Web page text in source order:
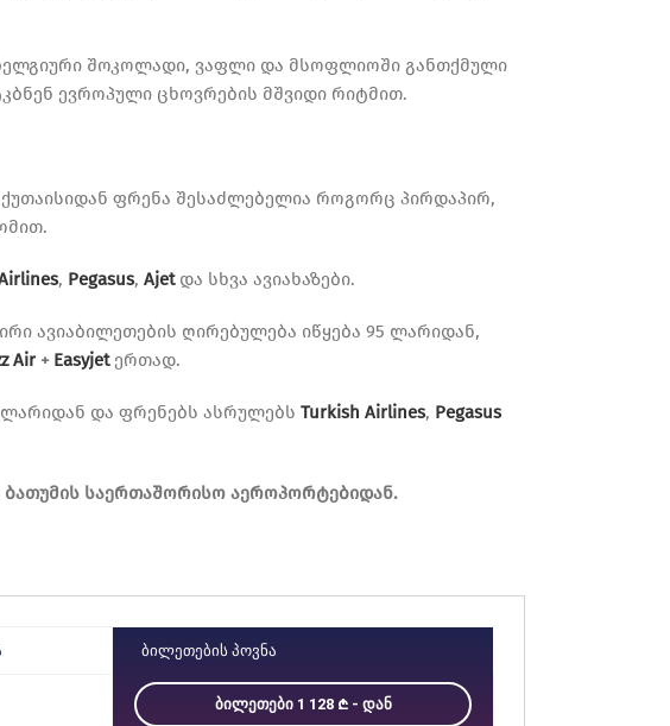
შოკოლადი, ვაფლი და მსოფლიოში განთქმული
ევროპული ცხოვრების მშვიდი რიტმით.
ფრენა შესაძლებელია როგორც პირდაპირ,
, Pegasus, Ajetდა სხვა ავიახაზები.
ავიაბილეთების ღირებულება იწყება 95 ლარიდან,
Air + Easyjetერთად.
ლარიდან და ფრენებს ასრულებს Turkish Airlines, Pegasus
საერთაშორისო აეროპორტებიდან.
ᲑᲘᲚᲔᲗᲔᲑᲘᲡ ᲞᲝᲕᲜᲐ
ᲑᲘᲚᲔᲗᲔᲑᲘ 1 128 - ᲓᲐᲜ